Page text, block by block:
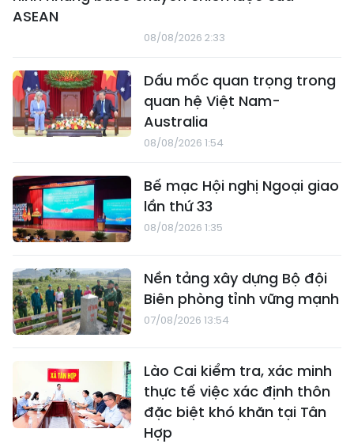
ASEAN
08/08/2026 2:33
Dấu mốc quan trọng trong
quan hệ Việt Nam-
Australia
08/08/2026 1:54
Bế mạc Hội nghị Ngoại giao
lần thứ 33
08/08/2026 1:35
Nền tảng xây dựng Bộ đội
Biên phòng tỉnh vững mạnh
07/08/2026 13:54
Lào Cai kiểm tra, xác minh
thực tế việc xác định thôn
đặc biệt khó khăn tại Tân
Hợp